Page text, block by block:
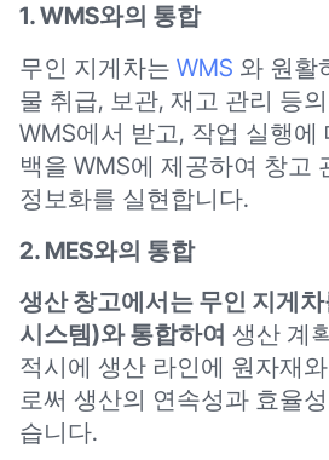
1. WMS와의 통합
무인 지게차는 WMS 와 원활
물 취급, 보관, 재고 관리 등
WMS에서 받고, 작업 실행에
백을 WMS에 제공하여 창고
정보화를 실현합니다.
2. MES와의 통합
생산 창고에서는 무인 지게
시스템)와 통합하여 생산 계
적시에 생산 라인에 원자재
로써 생산의 연속성과 효율
습니다.